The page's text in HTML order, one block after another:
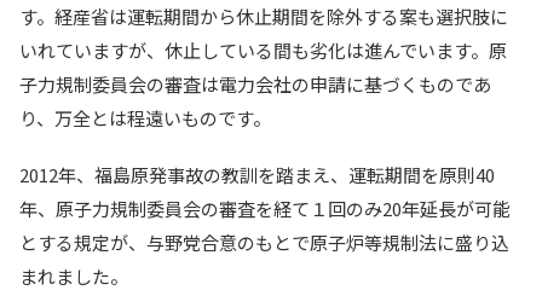
す。経産省は運転期間から休止期間を除外する案も選択肢に
いれていますが、休止している間も劣化は進んでいます。原
子力規制委員会の審査は電力会社の申請に基づくものであ
り、万全とは程遠いものです。
2012年、福島原発事故の教訓を踏まえ、運転期間を原則40
年、原子力規制委員会の審査を経て１回のみ20年延長が可能
とする規定が、与野党合意のもとで原子炉等規制法に盛り込
まれました。